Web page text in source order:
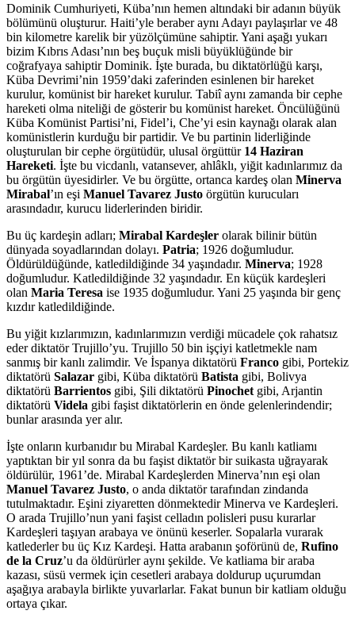
Dominik Cumhuriyeti, Küba’nın hemen altındaki bir adanın büyük
bölümünü oluşturur. Haiti’yle beraber aynı Adayı paylaşırlar ve 48
bin kilometre karelik bir yüzölçümüne sahiptir. Yani aşağı yukarı
bizim Kıbrıs Adası’nın beş buçuk misli büyüklüğünde bir
coğrafyaya sahiptir Dominik. İşte burada, bu diktatörlüğü karşı,
Küba Devrimi’nin 1959’daki zaferinden esinlenen bir hareket
kurulur, komünist bir hareket kurulur. Tabiî aynı zamanda bir cephe
hareketi olma niteliği de gösterir bu komünist hareket. Öncülüğünü
Küba Komünist Partisi’ni, Fidel’i, Che’yi esin kaynağı olarak alan
komünistlerin kurduğu bir partidir. Ve bu partinin liderliğinde
oluşturulan bir cephe örgütüdür, ulusal örgüttür 14 Haziran
Hareketi. İşte bu vicdanlı, vatansever, ahlâklı, yiğit kadınlarımız da
bu örgütün üyesidirler. Ve bu örgütte, ortanca kardeş olan Minerva
Mirabal’ın eşi Manuel Tavarez Justo örgütün kurucuları
arasındadır, kurucu liderlerinden biridir.
Bu üç kardeşin adları; Mirabal Kardeşler olarak bilinir bütün
dünyada soyadlarından dolayı. Patria; 1926 doğumludur.
Öldürüldüğünde, katledildiğinde 34 yaşındadır. Minerva; 1928
doğumludur. Katledildiğinde 32 yaşındadır. En küçük kardeşleri
olan Maria Teresa ise 1935 doğumludur. Yani 25 yaşında bir genç
kızdır katledildiğinde.
Bu yiğit kızlarımızın, kadınlarımızın verdiği mücadele çok rahatsız
eder diktatör Trujillo’yu. Trujillo 50 bin işçiyi katletmekle nam
sanmış bir kanlı zalimdir. Ve İspanya diktatörü Franco gibi, Portekiz
diktatörü Salazar gibi, Küba diktatörü Batista gibi, Bolivya
diktatörü Barrientos gibi, Şili diktatörü Pinochet gibi, Arjantin
diktatörü Videla gibi faşist diktatörlerin en önde gelenlerindendir;
bunlar arasında yer alır.
İşte onların kurbanıdır bu Mirabal Kardeşler. Bu kanlı katliamı
yaptıktan bir yıl sonra da bu faşist diktatör bir suikasta uğrayarak
öldürülür, 1961’de. Mirabal Kardeşlerden Minerva’nın eşi olan
Manuel Tavarez Justo, o anda diktatör tarafından zindanda
tutulmaktadır. Eşini ziyaretten dönmektedir Minerva ve Kardeşleri.
O arada Trujillo’nun yani faşist celladın polisleri pusu kurarlar
Kardeşleri taşıyan arabaya ve önünü keserler. Sopalarla vurarak
katlederler bu üç Kız Kardeşi. Hatta arabanın şoförünü de, Rufino
de la Cruz’u da öldürürler aynı şekilde. Ve katliama bir araba
kazası, süsü vermek için cesetleri arabaya doldurup uçurumdan
aşağıya arabayla birlikte yuvarlarlar. Fakat bunun bir katliam olduğu
ortaya çıkar.